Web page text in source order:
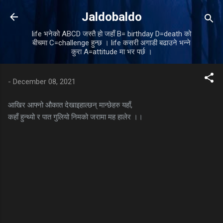
Skip to main content
Jaldobaldo
life भनेको ABCD जस्तै हो जहाँ B= birthday D=death को
बीचमा C=challenge हुन्छ । life कसरी अगाडी बढाउने भन्ने
कुरा A=attitude मा भर पर्छ ।
- December 08, 2021
आखिर आफ्नो औकात देखाइहाल्छन् मान्छेहरु यहाँ,
कहाँ हुन्थ्यो र पात गुलियो निमको जरामा मह हालेर ।।